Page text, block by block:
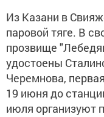
Из Казани в
паровой тяге. В
прозвище
удостоены
Черемнова,
19 июня до
июля организуют